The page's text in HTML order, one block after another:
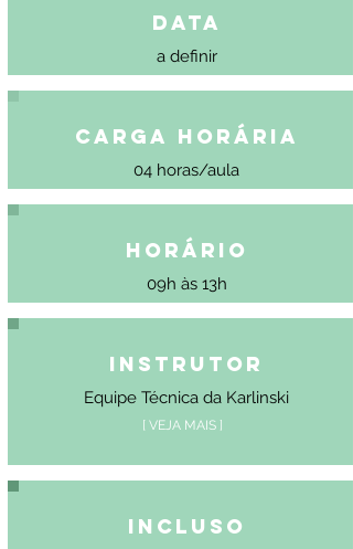
Data
a definir
Carga Horária
04 horas/aula
Horário
09h às 13h
Instrutor
Equipe Técnica da Karlinski
[ VEJA MAIS ]
Incluso